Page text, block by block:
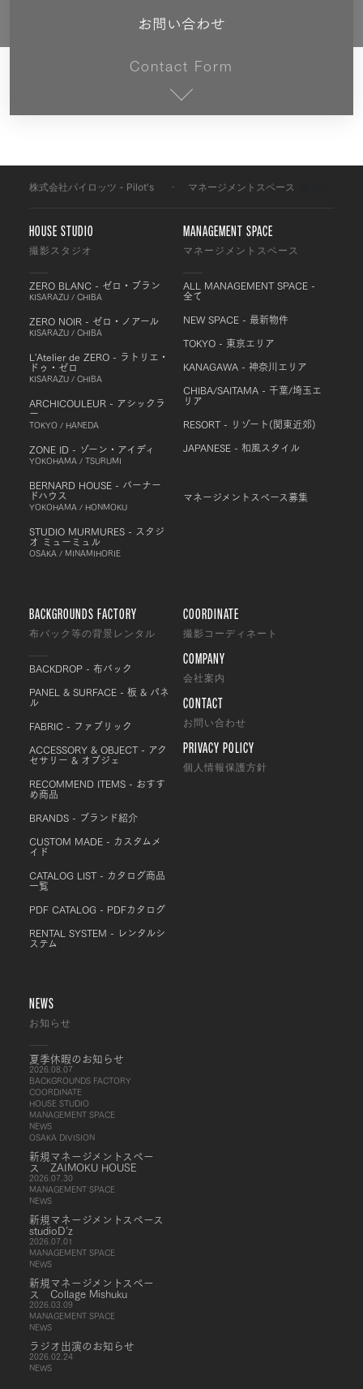
お問い合わせ
Contact Form
株式会社パイロッツ - Pilot's マネージメントスペース
HOUSE STUDIO
撮影スタジオ
ZERO BLANC - ゼロ・ブラン
KISARAZU / CHIBA
ZERO NOIR - ゼロ・ノアール
KISARAZU / CHIBA
L'Atelier de ZERO - ラトリエ・
ドゥ・ゼロ
KISARAZU / CHIBA
ARCHICOULEUR - アシックラ
ー
TOKYO / HANEDA
ZONE ID - ゾーン・アイディ
YOKOHAMA / TSURUMI
BERNARD HOUSE - バーナー
ドハウス
YOKOHAMA / HONMOKU
STUDIO MURMURES - スタジ
オ ミューミュル
OSAKA / MINAMIHORIE
MANAGEMENT SPACE
マネージメントスペース
ALL MANAGEMENT SPACE -
全て
NEW SPACE - 最新物件
TOKYO - 東京エリア
KANAGAWA - 神奈川エリア
CHIBA/SAITAMA - 千葉/埼玉エ
リア
RESORT - リゾート(関東近郊)
JAPANESE - 和風スタイル
マネージメントスペース募集
BACKGROUNDS FACTORY
布バック等の背景レンタル
BACKDROP - 布バック
PANEL & SURFACE - 板 & パネ
ル
FABRIC - ファブリック
ACCESSORY & OBJECT - アク
セサリー & オブジェ
RECOMMEND ITEMS - おすす
め商品
BRANDS - ブランド紹介
CUSTOM MADE - カスタムメ
イド
CATALOG LIST - カタログ商品
一覧
PDF CATALOG - PDFカタログ
RENTAL SYSTEM - レンタルシ
ステム
COORDINATE
撮影コーディネート
COMPANY
会社案内
CONTACT
お問い合わせ
PRIVACY POLICY
個人情報保護方針
NEWS
お知らせ
夏季休暇のお知らせ
2026.08.07
BACKGROUNDS FACTORY
COORDINATE
HOUSE STUDIO
MANAGEMENT SPACE
NEWS
OSAKA DIVISION
新規マネージメントスペー
ス ZAIMOKU HOUSE
2026.07.30
MANAGEMENT SPACE
NEWS
新規マネージメントスペース
studioD’z
2026.07.01
MANAGEMENT SPACE
NEWS
新規マネージメントスペー
ス Collage Mishuku
2026.03.09
MANAGEMENT SPACE
NEWS
ラジオ出演のお知らせ
2026.02.24
NEWS